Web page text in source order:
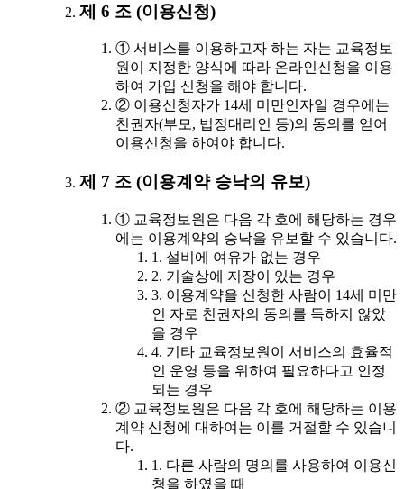
제 6 조 (이용신청)
① 서비스를 이용하고자 하는 자는 교육정보
원이 지정한 양식에 따라 온라인신청을 이용
하여 가입 신청을 해야 합니다.
② 이용신청자가 14세 미만인자일 경우에는
친권자(부모, 법정대리인 등)의 동의를 얻어
이용신청을 하여야 합니다.
제 7 조 (이용계약 승낙의 유보)
① 교육정보원은 다음 각 호에 해당하는 경우
에는 이용계약의 승낙을 유보할 수 있습니다.
1. 설비에 여유가 없는 경우
2. 기술상에 지장이 있는 경우
3. 이용계약을 신청한 사람이 14세 미만
인 자로 친권자의 동의를 득하지 않았
을 경우
4. 기타 교육정보원이 서비스의 효율적
인 운영 등을 위하여 필요하다고 인정
되는 경우
② 교육정보원은 다음 각 호에 해당하는 이용
계약 신청에 대하여는 이를 거절할 수 있습니
다.
1. 다른 사람의 명의를 사용하여 이용신
청을 하였을 때